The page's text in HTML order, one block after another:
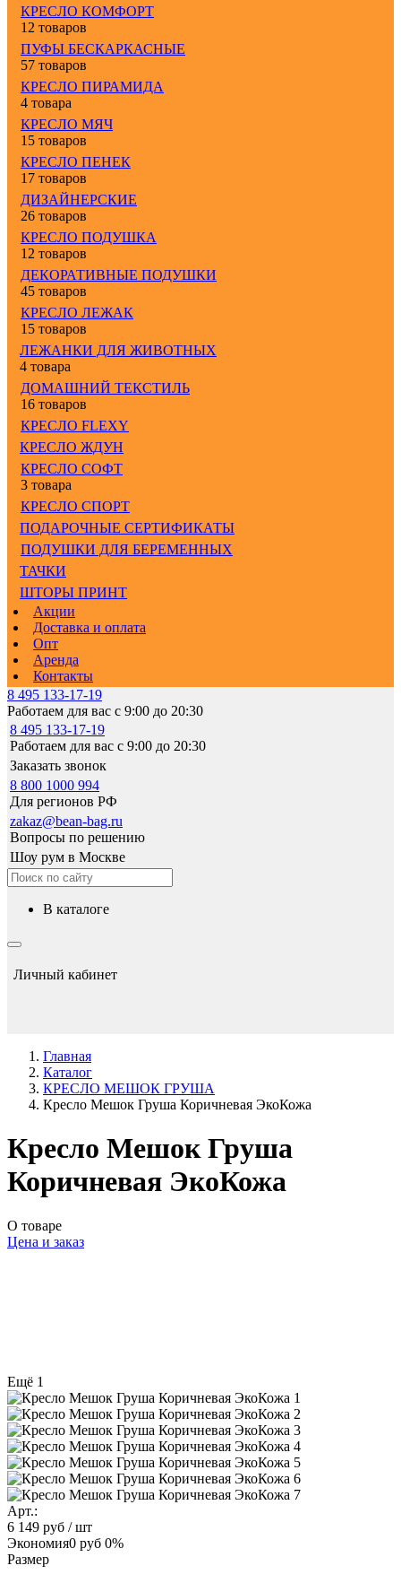
КРЕСЛО КОМФОРТ
12 товаров
ПУФЫ БЕСКАРКАСНЫЕ
57 товаров
КРЕСЛО ПИРАМИДА
4 товара
КРЕСЛО МЯЧ
15 товаров
КРЕСЛО ПЕНЕК
17 товаров
ДИЗАЙНЕРСКИЕ
26 товаров
КРЕСЛО ПОДУШКА
12 товаров
ДЕКОРАТИВНЫЕ ПОДУШКИ
45 товаров
КРЕСЛО ЛЕЖАК
15 товаров
ЛЕЖАНКИ ДЛЯ ЖИВОТНЫХ
4 товара
ДОМАШНИЙ ТЕКСТИЛЬ
16 товаров
КРЕСЛО FLEXY
КРЕСЛО ЖДУН
КРЕСЛО СОФТ
3 товара
КРЕСЛО СПОРТ
ПОДАРОЧНЫЕ СЕРТИФИКАТЫ
ПОДУШКИ ДЛЯ БЕРЕМЕННЫХ
ТАЧКИ
ШТОРЫ ПРИНТ
Акции
Доставка и оплата
Опт
Аренда
Контакты
8 495 133-17-19
Работаем для вас с 9:00 до 20:30
8 495 133-17-19
Работаем для вас с 9:00 до 20:30
Заказать звонок
8 800 1000 994
Для регионов РФ
zakaz@bean-bag.ru
Вопросы по решению
Шоу рум в Москве
в каталоге
Личный кабинет
Главная
Каталог
КРЕСЛО МЕШОК ГРУША
Кресло Мешок Груша Коричневая ЭкоКожа
Кресло Мешок Груша
Коричневая ЭкоКожа
О товаре
Цена и заказ
Ещё 1
Арт.:
6 149 руб / шт
Экономия0 руб 0%
Размер